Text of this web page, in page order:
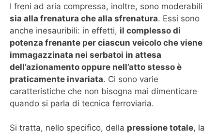
I freni ad aria compressa, inoltre, sono moderabili
sia alla frenatura che alla sfrenatura. Essi sono
anche inesauribili: in effetti, il complesso di
potenza frenante per ciascun veicolo che viene
immagazzinata nei serbatoi in attesa
dell’azionamento oppure nell’atto stesso è
praticamente invariata. Ci sono varie
caratteristiche che non bisogna mai dimenticare
quando si parla di tecnica ferroviaria.
Si tratta, nello specifico, della pressione totale, la